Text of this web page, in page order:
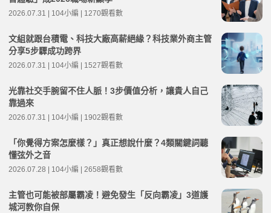
2026.07.31 | 104小編 | 1270觀看數
文組就跟台積電、科技大廠高薪絕緣？科技業外商主管
分享5步驟成功跨界
2026.07.31 | 104小編 | 1527觀看數
光靠社交手腕留不住人脈！3步價值分析，讓貴人自己
靠過來
2026.07.31 | 104小編 | 1902觀看數
「你覺得方案怎麼樣？」真正想說什麼？4類關鍵詞聽
懂弦外之音
2026.07.28 | 104小編 | 2658觀看數
主管也可能被部屬霸凌！避免發生「反向霸凌」3道護
城河教你自保